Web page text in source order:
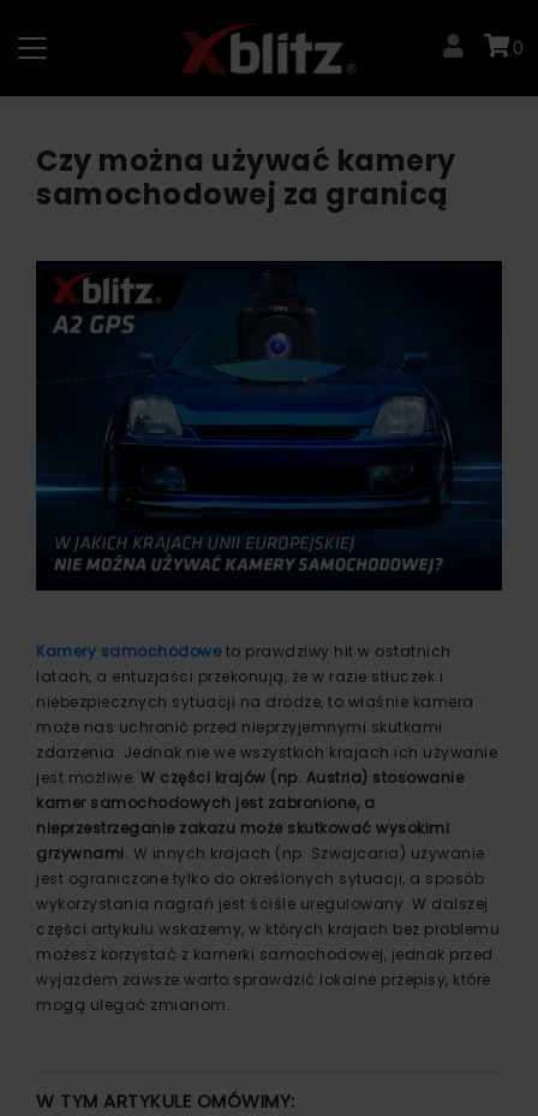
content
0
Czy można używać kamery
samochodowej za granicą
Kamery samochodoweto prawdziwy hit w ostatnich
latach, a entuzjaści przekonują, że w razie stłuczek i
niebezpiecznych sytuacji na drodze, to właśnie kamera
może nas uchronić przed nieprzyjemnymi skutkami
zdarzenia. Jednak nie we wszystkich krajach ich używanie
jest możliwe. W części krajów (np. Austria) stosowanie
kamer samochodowych jest zabronione, a
nieprzestrzeganie zakazu może skutkować wysokimi
grzywnami. W innych krajach (np. Szwajcaria) używanie
jest ograniczone tylko do określonych sytuacji, a sposób
wykorzystania nagrań jest ściśle uregulowany. W dalszej
części artykułu wskażemy, w których krajach bez problemu
możesz korzystać z kamerki samochodowej, jednak przed
wyjazdem zawsze warto sprawdzić lokalne przepisy, które
mogą ulegać zmianom.
W TYM ARTYKULE OMÓWIMY: